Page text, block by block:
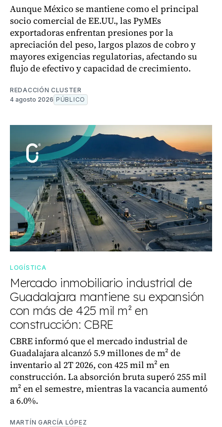
Aunque México se mantiene como el principal
socio comercial de EE.UU., las PyMEs
exportadoras enfrentan presiones por la
apreciación del peso, largos plazos de cobro y
mayores exigencias regulatorias, afectando su
flujo de efectivo y capacidad de crecimiento.
REDACCIÓN CLUSTER
4 agosto 2026 PÚBLICO
LOGÍSTICA
Mercado inmobiliario industrial de
Guadalajara mantiene su expansión
con más de 425 mil m² en
construcción: CBRE
CBRE informó que el mercado industrial de
Guadalajara alcanzó 5.9 millones de m² de
inventario al 2T 2026, con 425 mil m² en
construcción. La absorción bruta superó 255 mil
m² en el semestre, mientras la vacancia aumentó
a 6.0%.
MARTÍN GARCÍA LÓPEZ